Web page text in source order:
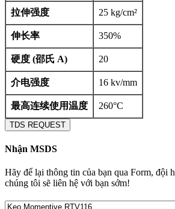
拉伸强度 25 kg/cm²
伸长率 350%
硬度 (邵氏 A) 20
介电强度 16 kv/mm
最高连续使用温度 260°C
TDS REQUEST
Nhận MSDS
Hãy để lại thông tin của bạn qua Form, đội
chúng tôi sẽ liên hệ với bạn sớm!